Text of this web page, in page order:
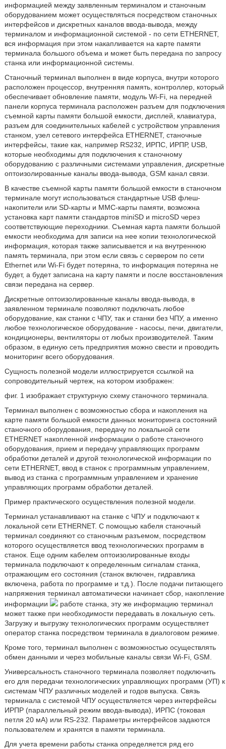
информацией между заявленным терминалом и станочным
оборудованием может осуществляться посредством станочных
интерфейсов и дискретных каналов ввода-вывода, между
терминалом и информационной системой - по сети ETHERNET,
вся информация при этом накапливается на карте памяти
терминала большого объема и может быть передана по запросу
станка или информационной системы.
Станочный терминал выполнен в виде корпуса, внутри которого
расположен процессор, внутренняя память, контроллер, который
обеспечивает обновление памяти, модуль Wi-Fi, на передней
панели корпуса терминала расположен разъем для подключения
съемной карты памяти большой емкости, дисплей, клавиатура,
разъем для соединительных кабелей с устройством управления
станком, узел сетевого интерфейса ETHERNET, станочные
интерфейсы, такие как, например RS232, ИРПС, ИРПР, USB,
которые необходимы для подключения к станочному
оборудованию с различными системами управления, дискретные
оптоизолированные каналы ввода-вывода, GSM канал связи.
В качестве съемной карты памяти большой емкости в станочном
терминале могут использоваться стандартные USB флеш-
накопители или SD-карты и ММС-карты памяти, возможна
установка карт памяти стандартов miniSD и microSD через
соответствующие переходники. Съемная карта памяти большой
емкости необходима для записи на нее копии технологической
информация, которая также записывается и на внутреннюю
память терминала, при этом если связь с сервером по сети
Ethernet или Wi-Fi будет потеряна, то информация потеряна не
будет, а будет записана на карту памяти и после восстановления
связи передана на сервер.
Дискретные оптоизолированные каналы ввода-вывода, в
заявленном терминале позволяют подключать любое
оборудование, как станки с ЧПУ, так и станки без ЧПУ, а именно
любое технологическое оборудование - насосы, печи, двигатели,
кондиционеры, вентиляторы от любых производителей. Таким
образом, в единую сеть предприятия можно свести и проводить
мониторинг всего оборудования.
Сущность полезной модели иллюстрируется ссылкой на
сопроводительный чертеж, на котором изображен:
фиг. 1 изображает структурную схему станочного терминала.
Терминал выполнен с возможностью сбора и накопления на
карте памяти большой емкости данных мониторинга состояний
станочного оборудования, передачу по локальной сети
ETHERNET накопленной информации о работе станочного
оборудования, прием и передачу управляющих программ
обработки деталей и другой технологической информации по
сети ETHERNET, ввод в станок с программным управлением,
вывод из станка с программным управлением и хранение
управляющих программ обработки деталей.
Пример практического осуществления полезной модели.
Терминал устанавливают на станке с ЧПУ и подключают к
локальной сети ETHERNET. С помощью кабеля станочный
терминал соединяют со станочным разъемом, посредством
которого осуществляется ввод технологических программ в
станок. Еще одним кабелем оптоизолированные входы
терминала подключают к определенным сигналам станка,
отражающим его состояния (станок включен, гидравлика
включена, работа по программе и т.д.). После подачи питающего
напряжения терминал автоматически начинает сбор, накопление
информации
работе станка, эту же информацию терминал
может также при необходимости передавать в локальную сеть.
Загрузку и выгрузку технологических программ осуществляет
оператор станка посредством терминала в диалоговом режиме.
Кроме того, терминал выполнен с возможностью осуществлять
обмен данными и через мобильные каналы связи Wi-Fi, GSM.
Универсальность станочного терминала позволяет подключить
его для передачи технологических управляющих программ (УП) к
системам ЧПУ различных моделей и годов выпуска. Связь
терминала с системой ЧПУ осуществляется через интерфейсы
ИРПР (параллельный режим ввода-вывода), ИРПС (токовая
петля 20 мА) или RS-232. Параметры интерфейсов задаются
пользователем и хранятся в памяти терминала.
Для учета времени работы станка определяется ряд его